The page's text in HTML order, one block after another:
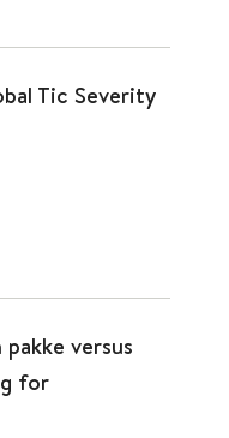
Tic Severity
versus
for